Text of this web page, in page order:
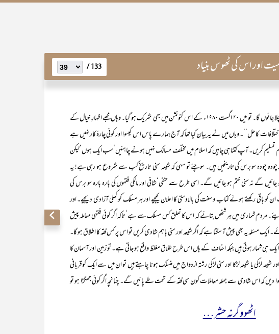
اور اس کی ٹھوس بنیاد 133 /
شرکت کے بعد یہاں سے شام کی فلائٹ سے کراچی چلا جائوں گا۔ تو میں ۲۰ اگست ۱۹۸۰ء کے اس کنونشن میں بھی شریک ہو گیا۔ وہاں مجھے اظہارِ خیال کے
کا حل‘‘۔ وہاں میں نے یہ بیان کیا تھا کہ آج ہمارے پاس اس کیسوا اور کوئی چارۂ کار نہیں ہے
تسلیم کریں۔ آپ کتنا ہی چاہیں کہ اسلام میں مختلف مسالک نہیں ہونے چاہئیں‘سب ایک ہوں‘لیکن
چودہ چودہ سو برس کی تاریخیں ہیں۔ سوچئے تو سہی کہ شیعہ سنی تاریخ کب سے شروع ہو رہی ہے! یہ
گے نہ سنی ختم ہو جائیں گے۔ اسی طرح سے حنفی‘شافی اور مالکی فقہوں کی بارہ بارہ سو برس کی
باقی رکھتے ہوئے کتاب و سنت کی بالادستی کا اعلان کیجیے اور ہر مسلک کو کھلی آزادی دیجیے۔ اور
مردم شماری میں ہر شخص بتائے کہ اس کا تعلق کس مسلک سے ہے‘تاکہ اگر کوئی فقہی معاملہ پیش
یہ بھی پیش آ سکتا ہے کہ اگر شیعہ اور سنی باہم شادی کریں تو اس پر کس فقہ کا اطلاق ہو گا۔
ہی شمار ہوتی ہیں جبکہ احناف کے ہاں اس طرح طلاق مغلظ واقع ہو جاتی ہے۔ تو زمین اور آسمان کا
لڑکی یا شیعہ لڑکا اور سنی لڑکی رشتہ ازدواج میں منسلک ہونا چاہتے ہیں تو ان میں سے ایک کو قربانی
کہ اس شادی سے جملہ معاملات کون سی فقہ کے تحت طے پائیں گے۔ چنانچہ اگر کوئی جھگڑا ہو تو
اٹھووگرنہ حشر…